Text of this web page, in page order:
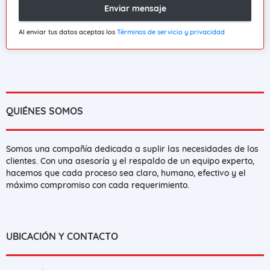
Enviar mensaje
Al enviar tus datos aceptas los Términos de servicio y privacidad
QUIÉNES SOMOS
Somos una compañía dedicada a suplir las necesidades de los
clientes. Con una asesoría y el respaldo de un equipo experto,
hacemos que cada proceso sea claro, humano, efectivo y el
máximo compromiso con cada requerimiento.
UBICACIÓN Y CONTACTO